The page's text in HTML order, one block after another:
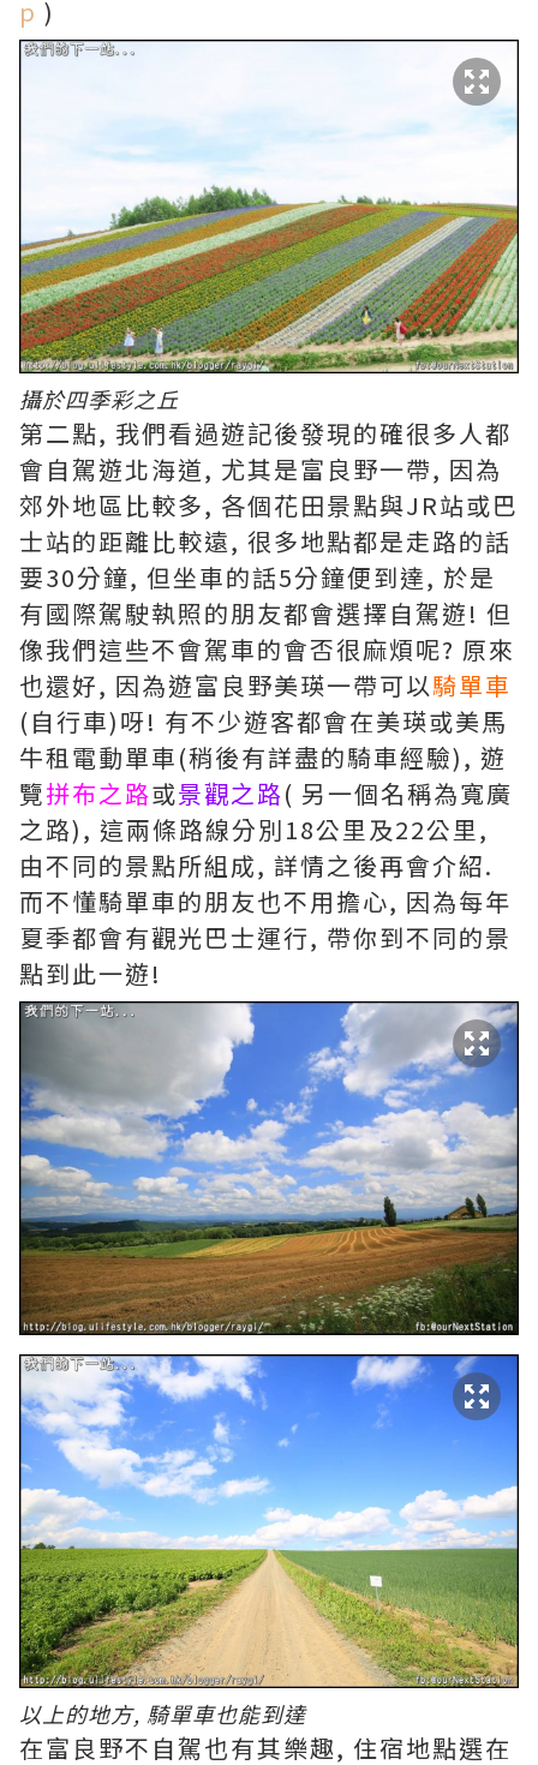
p )
攝於四季彩之丘
第二點, 我們看過遊記後發現的確很多人都
會自駕遊北海道, 尤其是富良野一帶, 因為
郊外地區比較多, 各個花田景點與JR站或巴
士站的距離比較遠, 很多地點都是走路的話
要30分鐘, 但坐車的話5分鐘便到達, 於是
有國際駕駛執照的朋友都會選擇自駕遊! 但
像我們這些不會駕車的會否很麻煩呢? 原來
也還好, 因為遊富良野美瑛一帶可以騎單車
(自行車)呀! 有不少遊客都會在美瑛或美馬
牛租電動單車(稍後有詳盡的騎車經驗), 遊
覽拼布之路或景觀之路( 另一個名稱為寬廣
之路), 這兩條路線分別18公里及22公里,
由不同的景點所組成, 詳情之後再會介紹.
而不懂騎單車的朋友也不用擔心, 因為每年
夏季都會有觀光巴士運行, 帶你到不同的景
點到此一遊!
以上的地方, 騎單車也能到達
在富良野不自駕也有其樂趣, 住宿地點選在